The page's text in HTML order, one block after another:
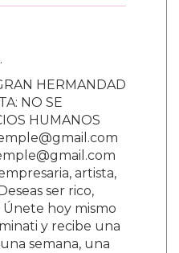
HERMANDAD
NO SE
HUMANOS
artista,
ser rico,
Únete hoy mismo
y recibe una
semana, una